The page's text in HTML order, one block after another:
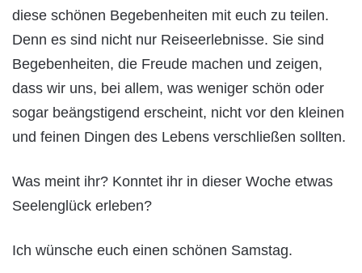
diese schönen Begebenheiten mit euch zu teilen.
Denn es sind nicht nur Reiseerlebnisse. Sie sind
Begebenheiten, die Freude machen und zeigen,
dass wir uns, bei allem, was weniger schön oder
sogar beängstigend erscheint, nicht vor den kleinen
und feinen Dingen des Lebens verschließen sollten.
Was meint ihr? Konntet ihr in dieser Woche etwas
Seelenglück erleben?
Ich wünsche euch einen schönen Samstag.